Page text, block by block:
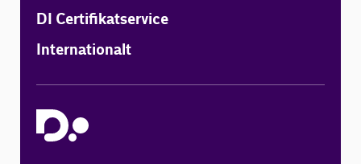
DI Certifikatservice
Internationalt